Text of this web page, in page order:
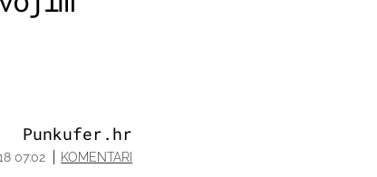
Punkufer.hr
07:02 KOMENTARI